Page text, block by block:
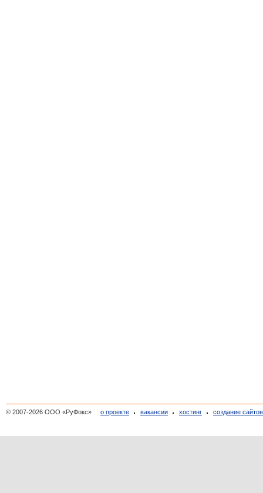
© 2007-2026 ООО «РуФокс» о проекте вакансии хостинг создание сайтов